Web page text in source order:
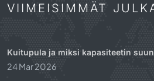
VIIMEISIMMÄT
Kuitupula ja miksi kapasiteetin
24 Mar 2026